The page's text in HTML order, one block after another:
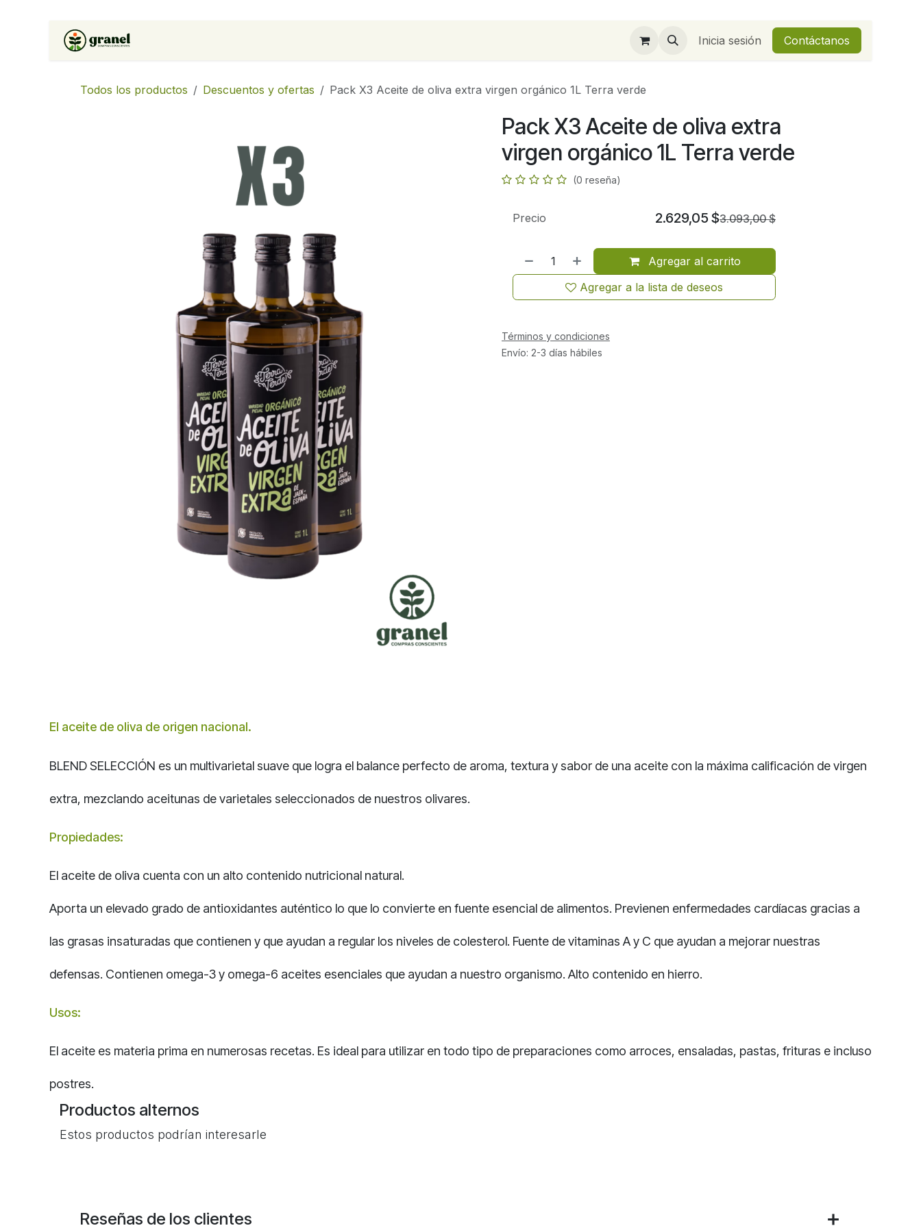
Ir al contenido
Inicia sesión Contáctanos
Todos los productos Descuentos y ofertas Pack X3 Aceite de oliva extra virgen orgánico 1L Terra verde
Pack X3 Aceite de oliva extra
virgen orgánico 1L Terra verde
(0 reseña)
Agregar al carrito
Agregar a la lista de deseos
Precio 2.629,05 $3.093,00$
Términos y condiciones
Envío: 2-3 días hábiles
El aceite de oliva de origen nacional.
BLEND SELECCIÓN es un multivarietal suave que logra el balance perfecto de aroma, textura y sabor de una aceite con la máxima calificación de virgen
extra, mezclando aceitunas de varietales seleccionados de nuestros olivares.
Propiedades:
El aceite de oliva cuenta con un alto contenido nutricional natural.
Aporta un elevado grado de antioxidantes auténtico lo que lo convierte en fuente esencial de alimentos. Previenen enfermedades cardíacas gracias a
las grasas insaturadas que contienen y que ayudan a regular los niveles de colesterol. Fuente de vitaminas A y C que ayudan a mejorar nuestras
defensas. Contienen omega-3 y omega-6 aceites esenciales que ayudan a nuestro organismo. Alto contenido en hierro.
Usos:
El aceite es materia prima en numerosas recetas. Es ideal para utilizar en todo tipo de preparaciones como arroces, ensaladas, pastas, frituras e incluso
postres.
Productos alternos
Estos productos podrían interesarle
Reseñas de los clientes